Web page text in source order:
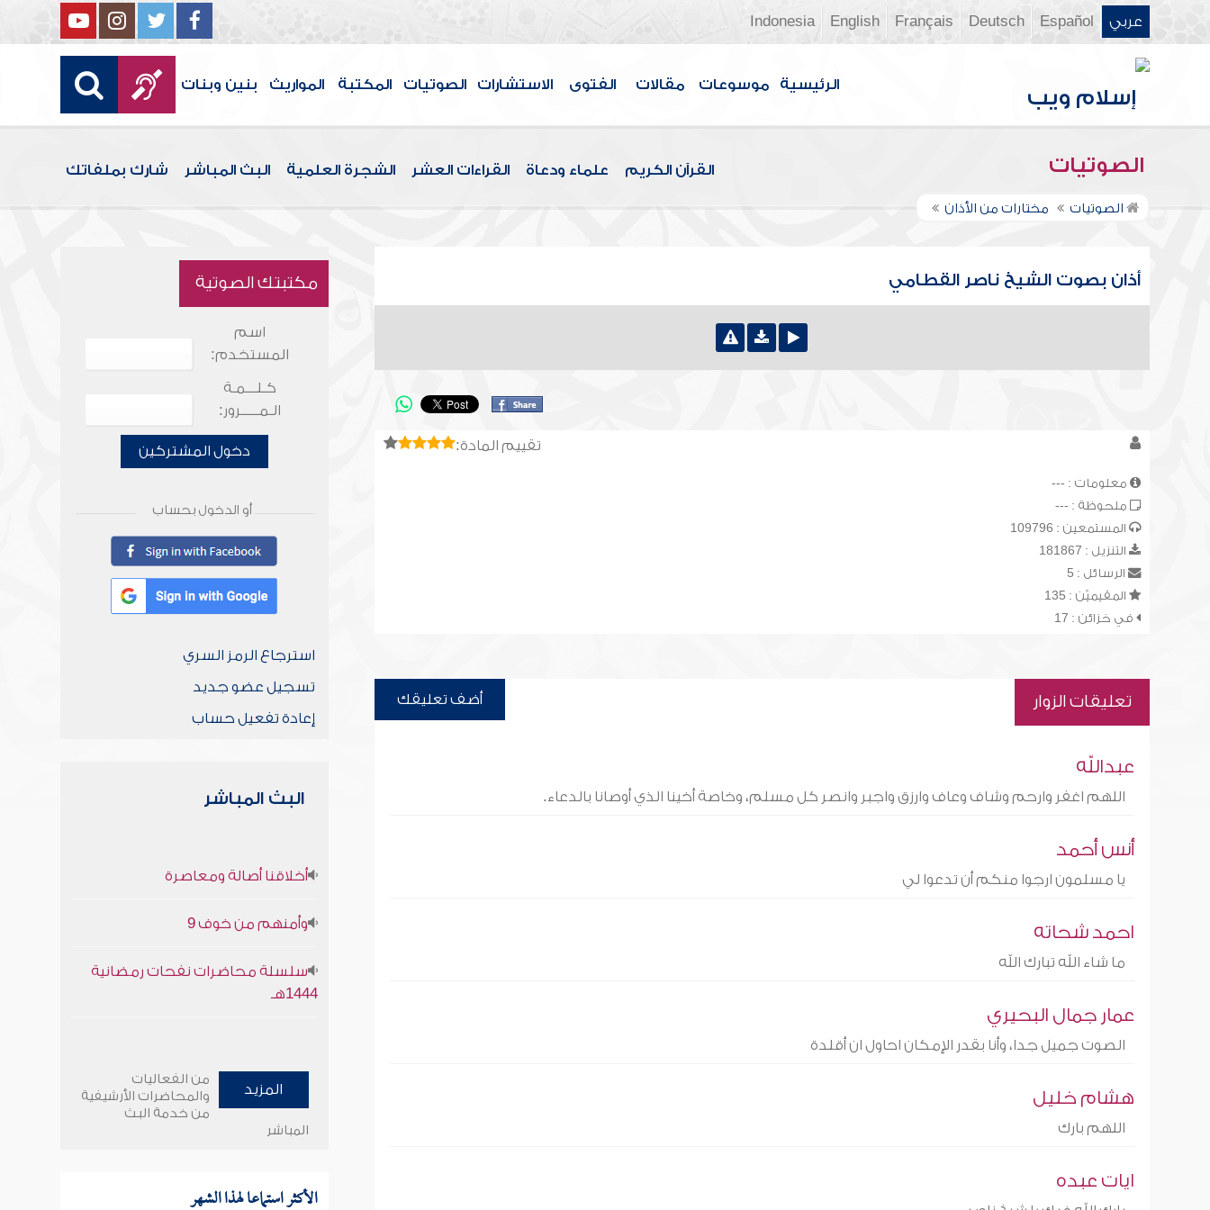
عربي Español
Deutsch
Français
English
Indonesia
الرئيسية موسوعات مقالات الفتوى الاستشارات الصوتيات المكتبة المواريث بنين وبنات
الصوتيات القرآن الكريم علماء ودعاة القراءات العشر الشجرة العلمية البث المباشر شارك بملفاتك
الصوتيات مختارات من الأذان
أذان بصوت الشيخ ناصر القطامي
تقييم المادة:
معلومات : ---
ملحوظة : ---
المستمعين : 109796
التنزيل : 181867
الرسائل : 5
المقيميّن : 135
في خزائن : 17
تعليقات الزوار أضف تعليقك
عبدالله
اللهم اغفر وارحم وشاف وعاف وارزق واجبر وانصر كل مسلم، وخاصة أخينا الذي أوصانا بالدعاء.
أنس أحمد
يا مسلمون ارجوا منكم أن تدعوا لي
احمد شحاته
ما شاء الله تبارك الله
عمار جمال البحيري
الصوت جميل جدا، وأنا بقدر الإمكان احاول ان أقلدة
هشام خليل
اللهم بارك
ايات عبده
مكتبتك الصوتية
اسم
المستخدم:
كـلـــمـة
الـمـــــرور:
دخول المشتركين
أو الدخول بحساب
استرجاع الرمز السري
تسجيل عضو جديد
إعادة تفعيل حساب
البث المباشر
أخلاقنا أصالة ومعاصرة
وأمنهم من خوف 9
سلسلة محاضرات نفحات رمضانية
1444هـ
المزيد
من الفعاليات
والمحاضرات الأرشيفية
من خدمة البث
المباشر
الأكثر استماعا لهذا الشهر